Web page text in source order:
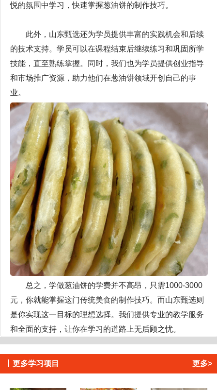
悦的氛围中学习，快速掌握葱油饼的制作技巧。
此外，山东甄选还为学员提供丰富的实践机会和后续
的技术支持。学员可以在课程结束后继续练习和巩固所学
技能，直至熟练掌握。同时，我们也为学员提供创业指导
和市场推广资源，助力他们在葱油饼领域开创自己的事
业。
总之，学做葱油饼的学费并不高昂，只需1000-3000
元，你就能掌握这门传统美食的制作技巧。而山东甄选则
是你实现这一目标的理想选择。我们提供专业的教学服务
和全面的支持，让你在学习的道路上无后顾之忧。
更多学习项目 更多>